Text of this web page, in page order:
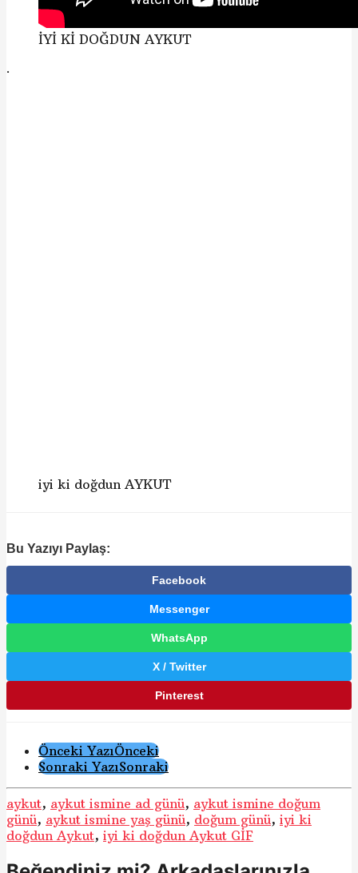
İYİ Kİ DOĞDUN AYKUT
.
iyi ki doğdun AYKUT
Bu Yazıyı Paylaş:
Facebook
Messenger
WhatsApp
X / Twitter
Pinterest
Gönderi
Sayfalama
Önceki YazıÖnceki
Sonraki YazıSonraki
aykut, aykut ismine ad günü, aykut ismine doğum
günü, aykut ismine yaş günü, doğum günü, iyi ki
doğdun Aykut, iyi ki doğdun Aykut GİF